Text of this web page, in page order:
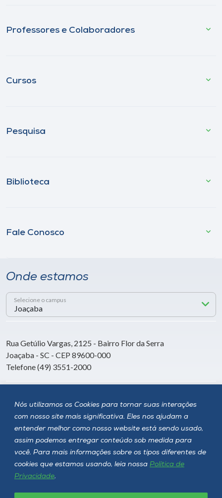
Nós utilizamos os Cookies para tornar suas interações
com nosso site mais significativa. Eles nos ajudam a
entender melhor como nosso website está sendo usado,
assim podemos entregar conteúdo sob medida para
você. Para mais informações sobre os tipos diferentes de
cookies que estamos usando, leia nossa Política de
Privacidade.
Professores e Colaboradores
Cursos
Pesquisa
Biblioteca
Fale Conosco
Onde estamos
Selecione o campus
Rua Getúlio Vargas, 2125 - Bairro Flor da Serra
Joaçaba - SC - CEP 89600-000
Telefone (49) 3551-2000
Siga a Unoesc